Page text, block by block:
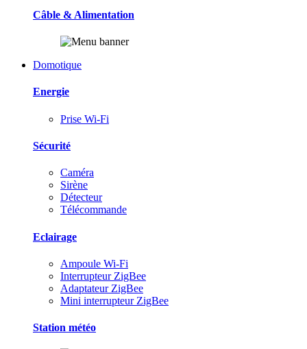
Câble & Alimentation
Domotique
Energie
Prise Wi-Fi
Sécurité
Caméra
Sirène
Détecteur
Télécommande
Eclairage
Ampoule Wi-Fi
Interrupteur ZigBee
Adaptateur ZigBee
Mini interrupteur ZigBee
Station météo